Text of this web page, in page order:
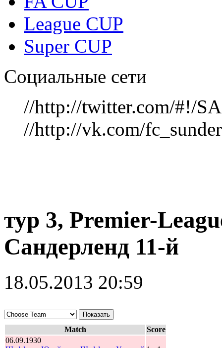
League CUP
Super CUP
Социальные сети
//http://twitter.com/#!/
//http://vk.com/
тур 3, Рremier-
Сандерленд 11-й
18.05.2013 20:59
Match
Score
06.09.1930